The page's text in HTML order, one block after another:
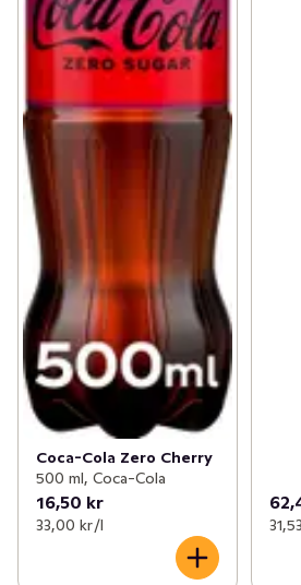
Coca-Cola Zero Cherry
500 ml, Coca-Cola
16,50 kr
33,00 kr /l